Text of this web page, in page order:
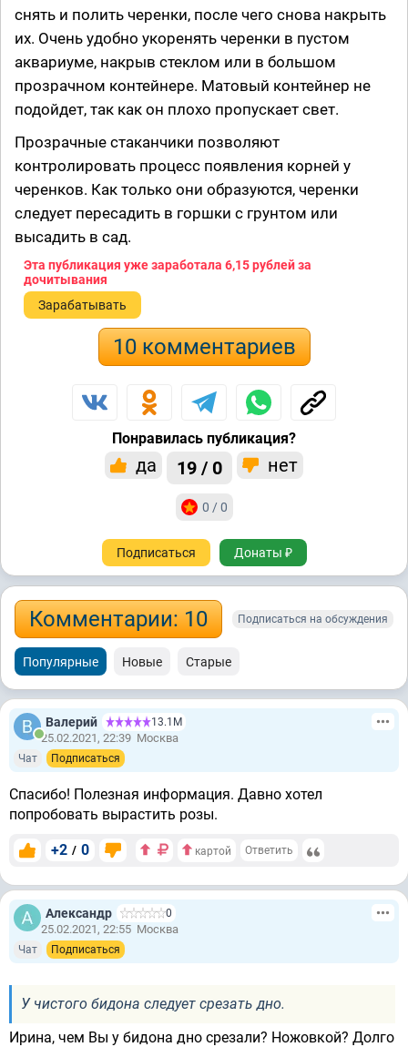
снять и полить черенки, после чего снова накрыть
их. Очень удобно укоренять черенки в пустом
аквариуме, накрыв стеклом или в большом
прозрачном контейнере. Матовый контейнер не
подойдет, так как он плохо пропускает свет.
Прозрачные стаканчики позволяют
контролировать процесс появления корней у
черенков. Как только они образуются, черенки
следует пересадить в горшки с грунтом или
высадить в сад.
Эта публикация уже заработала 6,15 рублейза
дочитывания
Зарабатывать
10 комментариев
Понравилась публикация?
да 19 / 0 нет
0 / 0
Подписаться Донаты ₽
Комментарии: 10 Подписаться на обсуждения
Популярные Новые Старые
Валерий 13.1М
25.02.2021, 22:39 Москва
Чат Подписаться
Спасибо! Полезная информация. Давно хотел
попробовать вырастить розы.
+2 / 0 картой Ответить
Александр 0
25.02.2021, 22:55 Москва
Чат Подписаться
У чистого бидона следует срезать дно.
Ирина, чем Вы у бидона дно срезали? Ножовкой? Долго